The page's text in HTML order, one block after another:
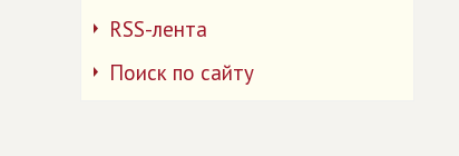
RSS-лента
Поиск по сайту